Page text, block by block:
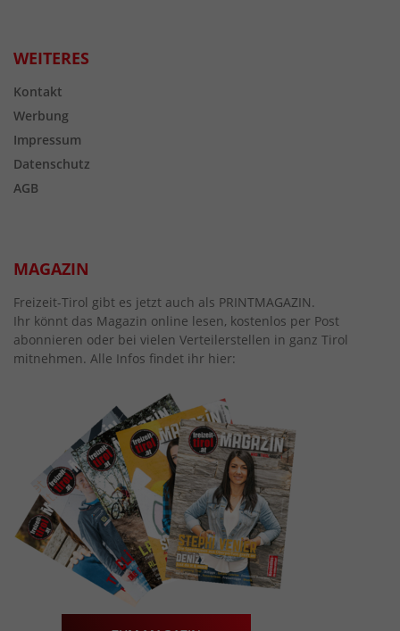
WEITERES
Kontakt
Werbung
Impressum
Datenschutz
AGB
MAGAZIN
Freizeit-Tirol gibt es jetzt auch als PRINTMAGAZIN.
Ihr könnt das Magazin online lesen, kostenlos per Post
abonnieren oder bei vielen Verteilerstellen in ganz Tirol
mitnehmen. Alle Infos findet ihr hier: